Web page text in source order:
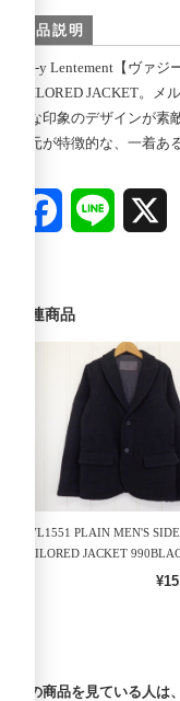
商品説明
Vas-y Lentement【ヴァ
TAILORED JACKET。
ルな印象のデザインが
襟元が特徴的な、一着あ
FacebookLine
関連商品
NVL1551 PLAIN MEN'S
TAILORED JACKET
この商品を見ている人